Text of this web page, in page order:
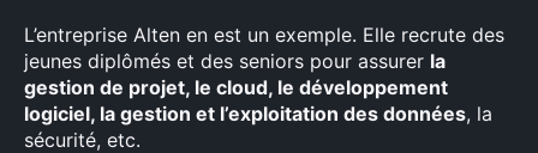
L’entreprise Alten en est un exemple. Elle recrute des
jeunes diplômés et des seniors pour assurer la
gestion de projet, le cloud, le développement
logiciel, la gestion et l’exploitation des données, la
sécurité, etc.
: